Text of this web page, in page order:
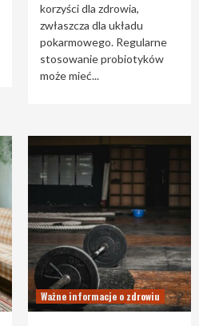
korzyści dla zdrowia,
zwłaszcza dla układu
pokarmowego. Regularne
stosowanie probiotyków
może mieć...
Ważne informacje o zdrowiu